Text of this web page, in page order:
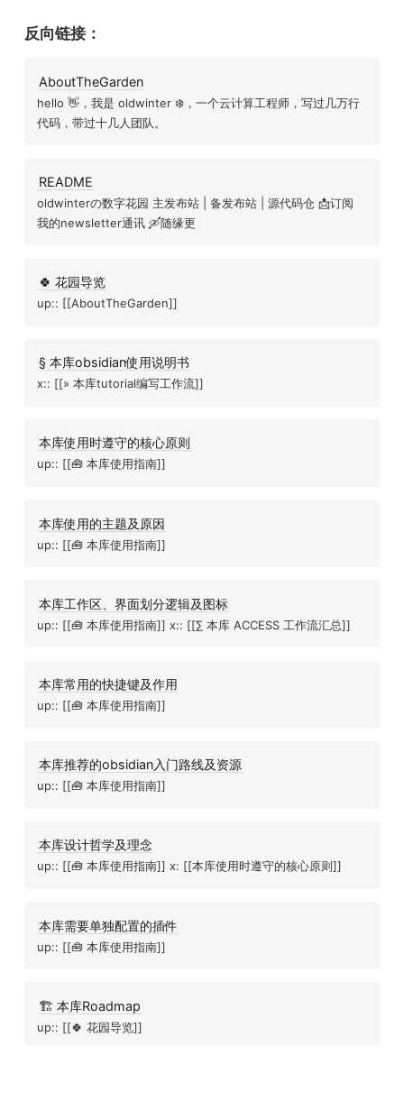
反向链接：
AboutTheGarden
hello 👋，我是 oldwinter ❄️，一个云计算工程师，写过几万行
代码，带过十几人团队。
README
oldwinterの数字花园 主发布站 | 备发布站 | 源代码仓 📩订阅
我的newsletter通讯 🛶随缘更
🍀 花园导览
up:: [[AboutTheGarden]]
§ 本库obsidian使用说明书
x:: [[» 本库tutorial编写工作流]]
本库使用时遵守的核心原则
up:: [[🧰 本库使用指南]]
本库使用的主题及原因
up:: [[🧰 本库使用指南]]
本库工作区、界面划分逻辑及图标
up:: [[🧰 本库使用指南]] x:: [[∑ 本库 ACCESS 工作流汇总]]
本库常用的快捷键及作用
up:: [[🧰 本库使用指南]]
本库推荐的obsidian入门路线及资源
up:: [[🧰 本库使用指南]]
本库设计哲学及理念
up:: [[🧰 本库使用指南]] x: [[本库使用时遵守的核心原则]]
本库需要单独配置的插件
up:: [[🧰 本库使用指南]]
🏗 本库Roadmap
up:: [[🍀 花园导览]]